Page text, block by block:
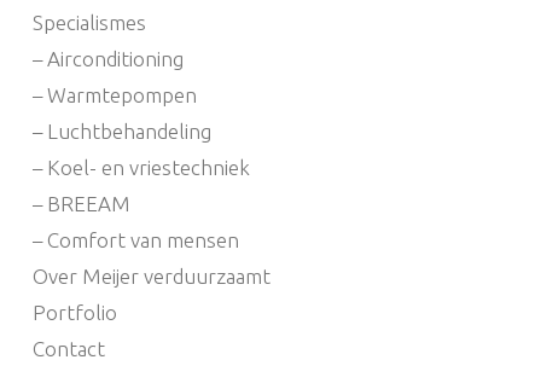
Specialismes
– Airconditioning
– Warmtepompen
– Luchtbehandeling
– Koel- en vriestechniek
– BREEAM
– Comfort van mensen
Over Meijer verduurzaamt
Portfolio
Contact